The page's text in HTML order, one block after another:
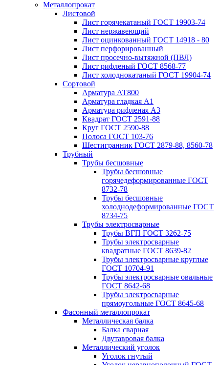
Металлопрокат
Листовой
Лист горячекатаный ГОСТ 19903-74
Лист нержавеющий
Лист оцинкованный ГОСТ 14918 - 80
Лист перфорированный
Лист просечно-вытяжной (ПВЛ)
Лист рифленый ГОСТ 8568-77
Лист холоднокатаный ГОСТ 19904-74
Сортовой
Арматура АТ800
Арматура гладкая А1
Арматура рифленая А3
Квадрат ГОСТ 2591-88
Круг ГОСТ 2590-88
Полоса ГОСТ 103-76
Шестигранник ГОСТ 2879-88, 8560-78
Трубный
Трубы бесшовные
Трубы бесшовные
горячедеформированные ГОСТ
8732-78
Трубы бесшовные
холоднодеформированные ГОСТ
8734-75
Трубы электросварные
Трубы ВГП ГОСТ 3262-75
Трубы электросварные
квадратные ГОСТ 8639-82
Трубы электросварные круглые
ГОСТ 10704-91
Трубы электросварные овальные
ГОСТ 8642-68
Трубы электросварные
прямоугольные ГОСТ 8645-68
Фасонный металлопрокат
Металлическая балка
Балка сварная
Двутавровая балка
Металлический уголок
Уголок гнутый